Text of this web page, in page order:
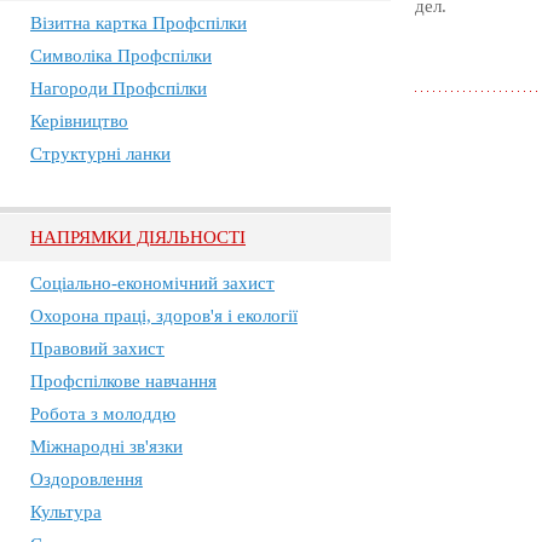
Візитна картка Профспілки
Символіка Профспілки
Нагороди Профспілки
Керівництво
Структурні ланки
НАПРЯМКИ ДІЯЛЬНОСТІ
Соціально-економічний захист
Охорона праці, здоров'я і екології
Правовий захист
Профспілкове навчання
Робота з молоддю
Міжнародні зв'язки
Оздоровлення
Культура
дел.